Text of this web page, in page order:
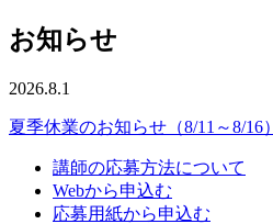
お知らせ
2026.8.1
夏季休業のお知らせ（8/11～8/16）
講師の応募方法について
Webから申込む
応募用紙から申込む